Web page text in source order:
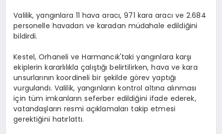
Valilik, yangınlara 11 hava aracı, 971 kara aracı ve 2.684
personelle havadan ve karadan müdahale edildiğini
bildirdi.
Kestel, Orhaneli ve Harmancık'taki yangınlara karşı
ekiplerin kararlılıkla çalıştığı belirtilirken, hava ve kara
unsurlarının koordineli bir şekilde görev yaptığı
vurgulandı. Valilik, yangınların kontrol altına alınması
için tüm imkanların seferber edildiğini ifade ederek,
vatandaşların resmi açıklamaları takip etmesi
gerektiğini hatırlattı.